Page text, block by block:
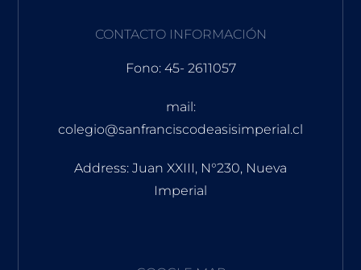
CONTACTO INFORMACIÓN
Fono: 45- 2611057
mail:
colegio@sanfranciscodeasisimperial.cl
Address: Juan XXIII, N°230, Nueva
Imperial